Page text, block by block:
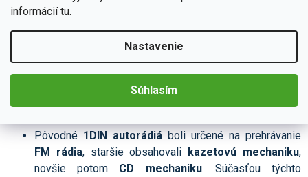
informáciítu.
Nastavenie
Súhlasím
Přehrávanie hudby
Pôvodné 1DIN autorádiá boli určené na prehrávanie
FM rádia, staršie obsahovali kazetovú mechaniku,
novšie potom CD mechaniku. Súčasťou týchto